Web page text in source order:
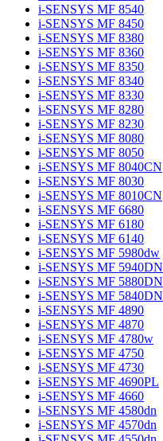
i-SENSYS MF 8540
i-SENSYS MF 8450
i-SENSYS MF 8380
i-SENSYS MF 8360
i-SENSYS MF 8350
i-SENSYS MF 8340
i-SENSYS MF 8330
i-SENSYS MF 8280
i-SENSYS MF 8230
i-SENSYS MF 8080
i-SENSYS MF 8050
i-SENSYS MF 8040CN
i-SENSYS MF 8030
i-SENSYS MF 8010CN
i-SENSYS MF 6680
i-SENSYS MF 6180
i-SENSYS MF 6140
i-SENSYS MF 5980dw
i-SENSYS MF 5940DN
i-SENSYS MF 5880DN
i-SENSYS MF 5840DN
i-SENSYS MF 4890
i-SENSYS MF 4870
i-SENSYS MF 4780w
i-SENSYS MF 4750
i-SENSYS MF 4730
i-SENSYS MF 4690PL
i-SENSYS MF 4660
i-SENSYS MF 4580dn
i-SENSYS MF 4570dn